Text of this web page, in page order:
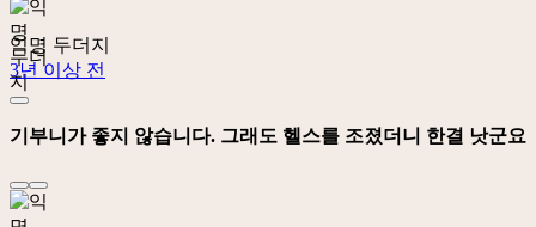
익명 두더지
3년 이상 전
기부니가 좋지 않습니다. 그래도 헬스를 조졌더니 한결 낫군요